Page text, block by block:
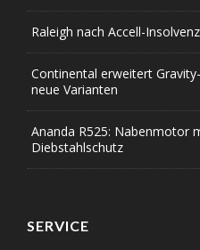
Raleigh nach Accell-
Continental erweitert
neue Varianten
Ananda R525: Nabenmotor
Diebstahlschutz
SERVICE